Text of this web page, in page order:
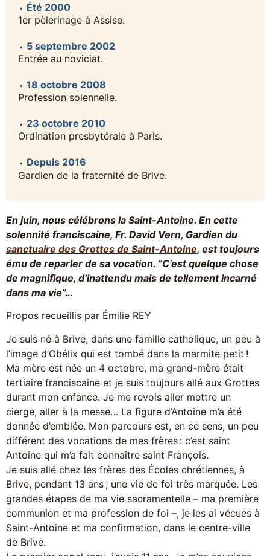
Été 2000
1er pèlerinage à Assise.
5 septembre 2002
Entrée au noviciat.
18 octobre 2008
Profession solennelle.
23 octobre 2010
Ordination presbytérale à Paris.
Depuis 2016
Gardien de la fraternité de Brive.
En juin, nous célébrons la Saint-Antoine. En cette
solennité franciscaine, Fr. David Vern, Gardien du
sanctuaire des Grottes de Saint-Antoine, est toujours
ému de reparler de sa vocation. “C’est quelque chose
de magnifique, d’inattendu mais de tellement incarné
dans ma vie”…
Propos recueillis par Émilie REY
Je suis né à Brive, dans une famille catholique, un peu à
l’image d’Obélix qui est tombé dans la marmite petit !
Ma mère est née un 4 octobre, ma grand-mère était
tertiaire franciscaine et je suis toujours allé aux Grottes
durant mon enfance. Je me revois aller mettre un
cierge, aller à la messe… La figure d’Antoine m’a été
donnée d’emblée. Mon parcours est, en ce sens, un peu
différent des vocations de mes frères : c’est saint
Antoine qui m’a fait connaître saint François.
Je suis allé chez les frères des Écoles chrétiennes, à
Brive, pendant 13 ans ; une vie de foi très marquée. Les
grandes étapes de ma vie sacramentelle – ma première
communion et ma profession de foi –, je les ai vécues à
Saint-Antoine et ma confirmation, dans le centre-ville
de Brive.